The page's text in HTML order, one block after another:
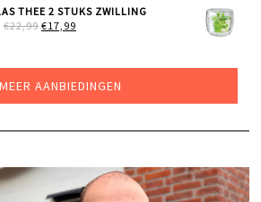
WAS:
€99,00.
IS:
THEE 2 STUKS ZWILLING
€22,99 OORSPRONKELIJKE
€17,99
MEER AANBIEDINGEN